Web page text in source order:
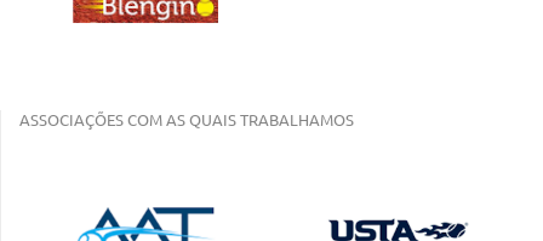
ASSOCIAÇÕES COM AS QUAIS TRABALHAMOS